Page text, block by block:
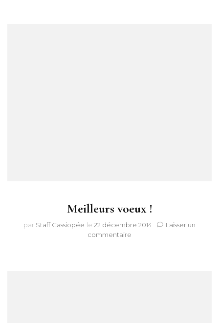
Meilleurs voeux !
par Staff Cassiopée le 22 décembre 2014
Laisser un
commentaire